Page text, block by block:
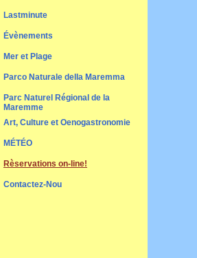
Lastminute
Évènements
Mer et Plage
Parco Naturale della Maremma
Parc Naturel Régional de la
Maremme
Art, Culture et Oenogastronomie
MÉTÉO
Rèservations on-line!
Contactez-Nou